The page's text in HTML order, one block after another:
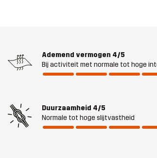
Ademend vermogen 4/5
Bij activiteit met normale tot hoge
Duurzaamheid 4/5
Normale tot hoge slijtvastheid